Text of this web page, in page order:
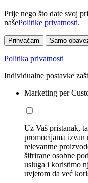
Prije nego što date svoj
našePolitike privatnosti.
Prihvaćam Samo
Politika privatnosti
Individualne postavke
Marketing per
Uz Vaš pristanak,
promocijama izvan
relevantne
šifrirane osobne
usluga i koristimo
uvjetom da već